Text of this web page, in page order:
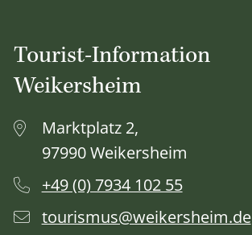
Tourist-Information
Weikersheim
Marktplatz 2,
97990 Weikersheim
+49 (0) 7934 102 55
tourismus@weikersheim.de